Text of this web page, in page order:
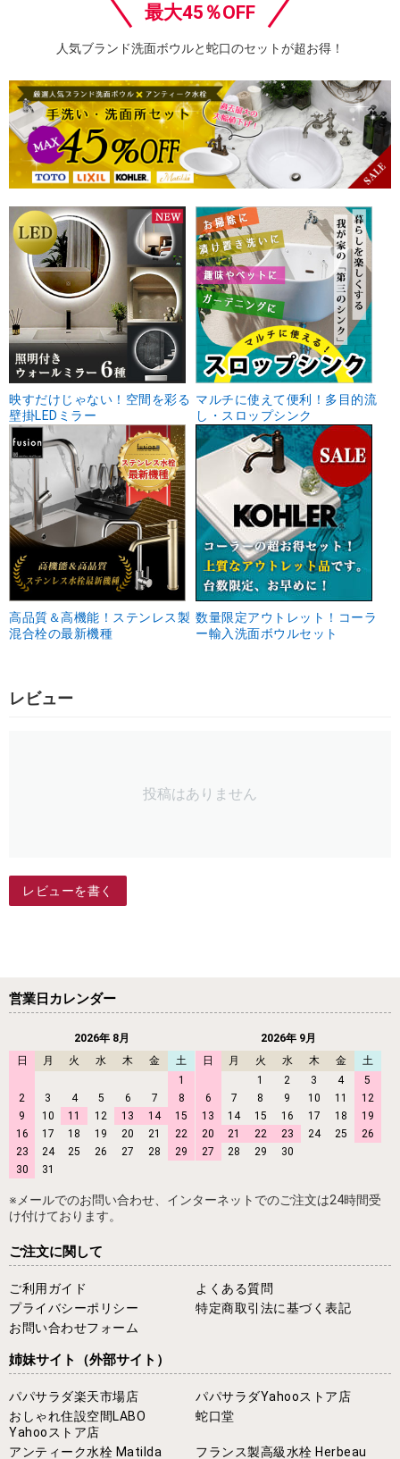
最大45％OFF
人気ブランド洗面ボウルと蛇口のセットが超お得！
映すだけじゃない！空間を彩る
壁掛LEDミラー
マルチに使えて便利！多目的流
し・スロップシンク
高品質＆高機能！ステンレス製
混合栓の最新機種
数量限定アウトレット！コーラ
ー輸入洗面ボウルセット
レビュー
投稿はありません
レビューを書く
営業日カレンダー
2026年 8月
日
月 火 水 木 金
土
1
2
3 4 5 6 7
8
9
10 11 12 13 14
15
16
17 18 19 20 21
22
23
24 25 26 27 28
29
30
31
2026年 9月
日
月 火 水 木 金
土
1
2 3 4
5
6
7 8 9 10 11
12
13
14 15 16 17 18
19
20
21 22 23 24 25
26
27
28 29 30
※メールでのお問い合わせ、インターネットでのご注文は24時間受
け付けております。
ご注文に関して
ご利用ガイド
よくある質問
プライバシーポリシー
特定商取引法に基づく表記
お問い合わせフォーム
姉妹サイト （外部サイト）
パパサラダ楽天市場店
パパサラダYahooストア店
おしゃれ住設空間LABO
Yahooストア店
蛇口堂
アンティーク水栓 Matilda フランス製高級水栓 Herbeau